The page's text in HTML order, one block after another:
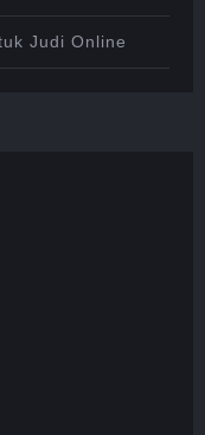
Judi Online